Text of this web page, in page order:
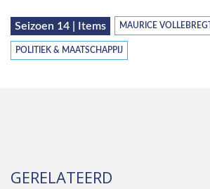
Seizoen 14 | Items MAURICE VOLLEBREGT
POLITIEK & MAATSCHAPPIJ
GERELATEERD